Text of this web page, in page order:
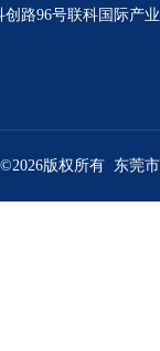
路96号联科国际产
©2026版权所有 东莞